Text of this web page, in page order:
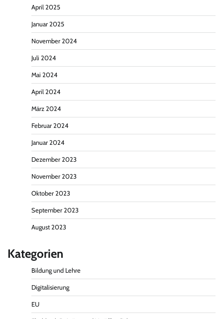
April 2025
Januar 2025
November 2024
Juli 2024
Mai 2024
April 2024
März 2024
Februar 2024
Januar 2024
Dezember 2023
November 2023
Oktober 2023
September 2023
August 2023
Kategorien
Bildung und Lehre
Digitalisierung
EU